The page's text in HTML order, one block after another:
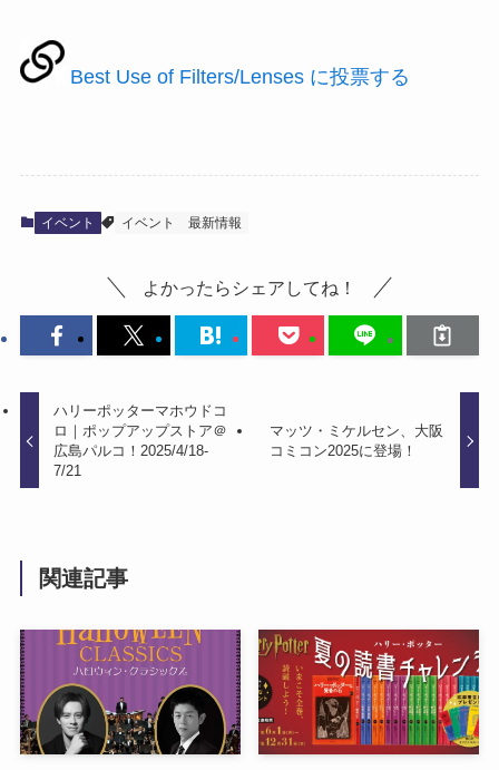
Best Use of Filters/Lenses に投票する
イベント イベント 最新情報
よかったらシェアしてね！
ハリーポッターマホウドコ
ロ｜ポップアップストア＠
広島パルコ！2025/4/18-
7/21
マッツ・ミケルセン、大阪
コミコン2025に登場！
関連記事